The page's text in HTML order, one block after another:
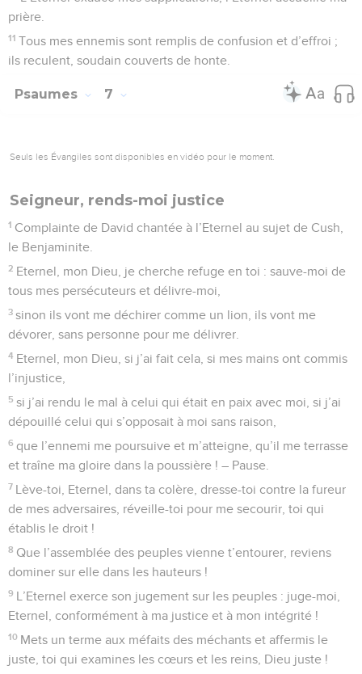
établis le droit !
8
Que l’assemblée des peuples vienne t’entourer, reviens
dominer sur elle dans les hauteurs !
L’Eternel exerce son jugement sur les peuples : juge-moi,
Eternel, conformément à ma justice et à mon intégrité !
12
Dieu est un juste juge, un Dieu qui fait chaque jour sentir
sa colère.
13 Si le méchant ne revient pas à lui, il aiguise son épée, il
bande son arc, et il vise ;
14 il dirige sur lui des traits meurtriers, il rend ses flèches
brûlantes.
15 Le méchant prépare le mal, il conçoit la misère et il
accouche de la fausseté.
16 Il ouvre une fosse, il la creuse, mais il tombe dans le trou
qu’il a fait.
17 Sa misère retombe sur sa tête, et sa violence descend sur
son front.
18 Je louerai l’Eternel à cause de sa justice, je chanterai le
nom de l’Eternel, le Très-Haut.
Psaumes
Seuls les Évangiles sont disponibles en vidéo pour le moment.
La gloire de Dieu et la grandeur de l'homme
1 Au chef de chœur, sur la guitthith. Psaume de David.